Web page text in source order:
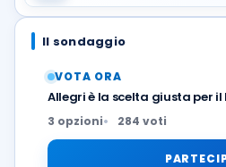
Il sondaggio
VOTA ORA
Allegri è la scelta giusta per il
3 opzioni 284 voti